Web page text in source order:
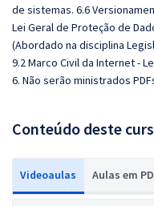
de sistemas. 6.6
Lei Geral de Proteção de
(Abordado na disciplina
9.2 Marco Civil da Internet -
6. Não serão ministrados
Conteúdo deste
Videoaulas Aulas em